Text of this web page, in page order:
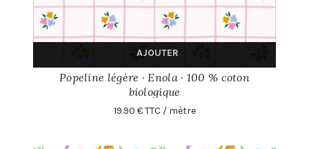
AJOUTER
Popeline légère · Enola · 100 % coton
biologique
19.90 € TTC / mètre